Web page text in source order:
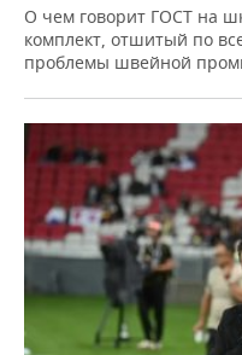
О чем говорит ГОСТ на
комплект, отшитый по
проблемы швейной